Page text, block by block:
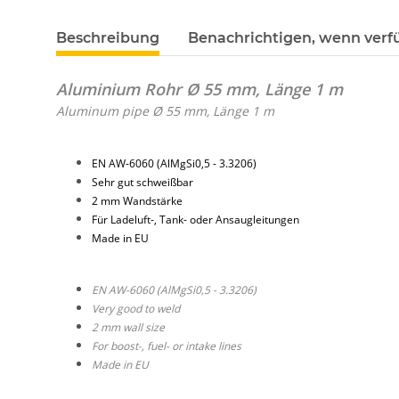
Beschreibung Benachrichtigen, wenn
Aluminium Rohr Ø 55 mm, Länge 1 m
Aluminum pipe Ø 55 mm, Länge 1 m
EN AW-6060 (AlMgSi0,5 - 3.3206)
Sehr gut schweißbar
2 mm Wandstärke
Für Ladeluft-, Tank- oder Ansaugleitungen
Made in EU
EN AW-6060 (AlMgSi0,5 - 3.3206)
Very good to weld
2 mm wall size
For boost-, fuel- or intake lines
Made in EU